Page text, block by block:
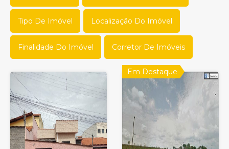
Tipo De Imóvel Localização Do Imóvel
Finalidade Do Imóvel Corretor De Imóveis
Em Destaque